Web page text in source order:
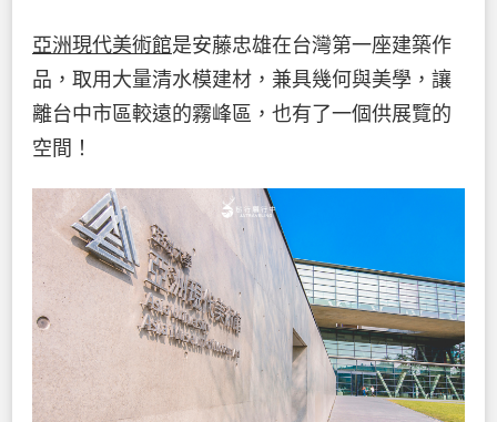
亞洲現代美術館是安藤忠雄在台灣第一座建築作
品，取用大量清水模建材，兼具幾何與美學，讓
離台中市區較遠的霧峰區，也有了一個供展覽的
空間！